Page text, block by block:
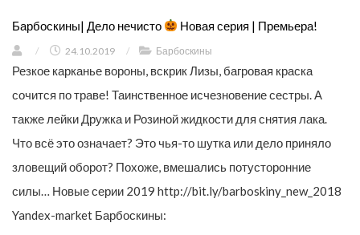
Барбоскины| Дело нечисто Новая серия | Премьера!
/ 24.10.2019 / Барбоскины
Резкое карканье вороны, вскрик Лизы, багровая краска
сочится по траве! Таинственное исчезновение сестры. А
также лейки Дружка и Розиной жидкости для снятия лака.
Что всё это означает? Это чья-то шутка или дело приняло
зловещий оборот? Похоже, вмешались потусторонние
силы… Новые серии 2019 http://bit.ly/barboskiny_new_2018
Yandex-market Барбоскины: